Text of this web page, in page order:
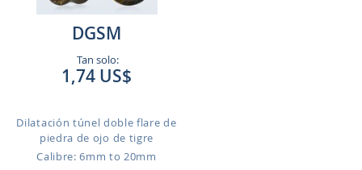
DGSM
Tan solo:
1,74 US$
Dilatación túnel doble flare de
piedra de ojo de tigre
Calibre: 6mm to 20mm